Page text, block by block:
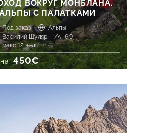
ВОКРУГ МОНБЛАНА.
С ПАЛАТКАМИ
Под заказ
Альпы
Василий Шуляр
6.9
макс 12 чел.
450€